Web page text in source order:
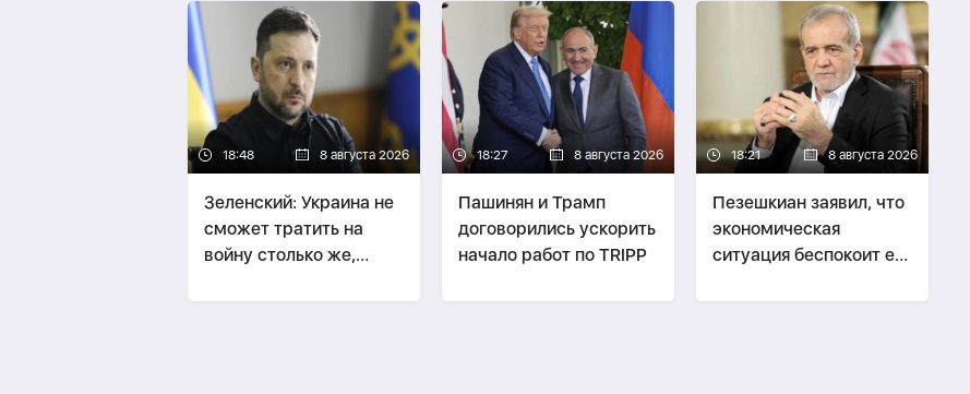
18:48 8 августа 2026
Зеленский: Украина не
сможет тратить на
войну столько же,
18:27 8 августа 2026
Пашинян и Трамп
договорились ускорить
начало работ по TRIPP
18:21 8 августа 2026
Пезешкиан заявил, что
экономическая
ситуация беспокоит его